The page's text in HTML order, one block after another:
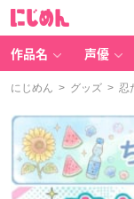
作品名 声優
にじめん > グッズ > 忍